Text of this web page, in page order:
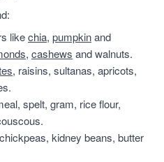
likechia, pumpkinand
, cashews and walnuts.
, raisins, sultanas, apricots,
spelt, gram, rice flour,
kidney beans, butter